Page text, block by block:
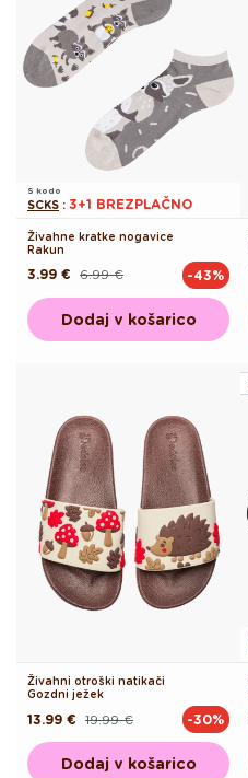
S kodo
SCKS : 3+1 BREZPLAČNO
Živahne kratke nogavice
Rakun
Redna 6.99 €
Akcijska
3.99 € -43%
Dodaj v košarico
Živahni otroški natikači
Gozdni ježek
Redna
19.99 €
Akcijska
13.99 € -30%
Dodaj v košarico